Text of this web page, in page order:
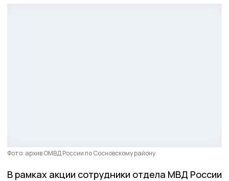
Фото: архив ОМВД России по Сосновскому району
В рамках акции сотрудники отдела МВД России